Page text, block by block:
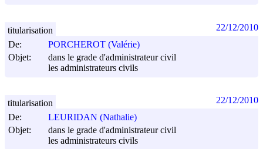
De:
PORCHEROT (Valérie)
Objet:
dans le grade d'administrateur civil
les administrateurs civils
titularisation 22/12/2010
De:
LEURIDAN (Nathalie)
Objet:
dans le grade d'administrateur civil
les administrateurs civils
titularisation 22/12/2010